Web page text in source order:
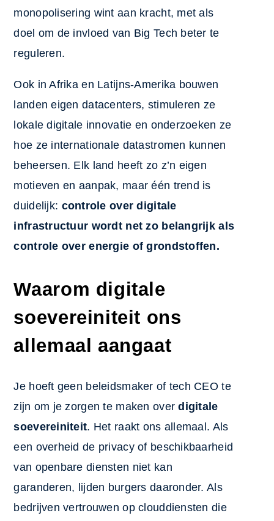
monopolisering wint aan kracht, met als
doel om de invloed van Big Tech beter te
reguleren.
Ook in Afrika en Latijns-Amerika bouwen
landen eigen datacenters, stimuleren ze
lokale digitale innovatie en onderzoeken ze
hoe ze internationale datastromen kunnen
beheersen. Elk land heeft zo z’n eigen
motieven en aanpak, maar één trend is
duidelijk: controle over digitale
infrastructuur wordt net zo belangrijk als
controle over energie of grondstoffen.
Waarom digitale
soevereiniteit ons
allemaal aangaat
Je hoeft geen beleidsmaker of tech CEO te
zijn om je zorgen te maken overdigitale
soevereiniteit. Het raakt ons allemaal. Als
een overheid de privacy of beschikbaarheid
van openbare diensten niet kan
garanderen, lijden burgers daaronder. Als
bedrijven vertrouwen op clouddiensten die